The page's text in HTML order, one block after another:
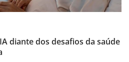
diante dos desafios da saúde